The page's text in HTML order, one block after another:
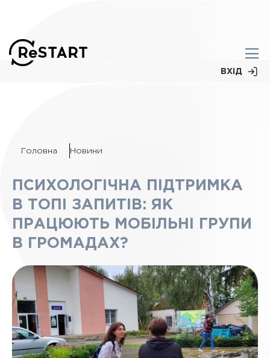
ВХІД
Головна Новини
ПСИХОЛОГІЧНА ПІДТРИМКА
В ТОПІ ЗАПИТІВ: ЯК
ПРАЦЮЮТЬ МОБІЛЬНІ ГРУПИ
В ГРОМАДАХ?